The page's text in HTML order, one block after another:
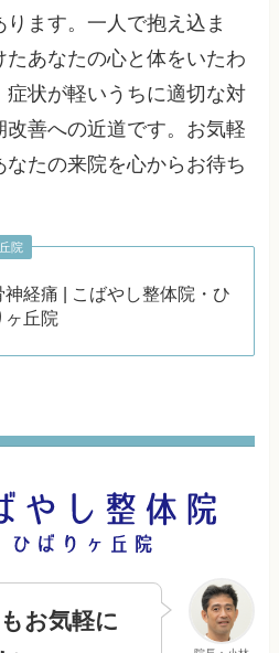
ます。一人で抱え込ま
あなたの心と体をいたわ
症状が軽いうちに適切な対
善への近道です。お気軽
たの来院を心からお待ち
院
神経痛 | こばやし整体院・ひ
ヶ丘院
お気軽に